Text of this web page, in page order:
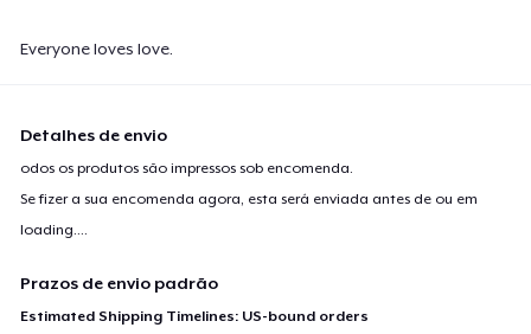
Everyone loves love.
Detalhes de envio
odos os produtos são impressos sob encomenda.
Se fizer a sua encomenda agora, esta será enviada antes de ou em
loading....
Prazos de envio padrão
Estimated Shipping Timelines: US-bound orders